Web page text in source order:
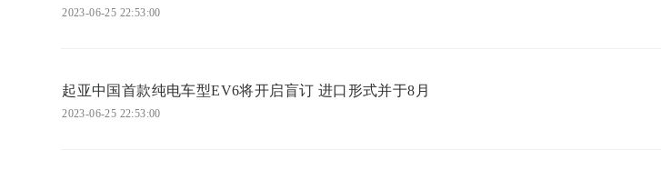
2023-06-25 22:53:00
起亚中国首款纯电车型EV6将开启盲订 进口形式并于8月
2023-06-25 22:53:00